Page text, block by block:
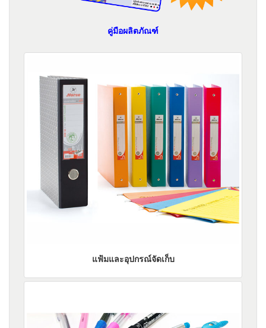
คู่มือผลิตภัณฑ์
แฟ้มและอุปกรณ์จัดเก็บ